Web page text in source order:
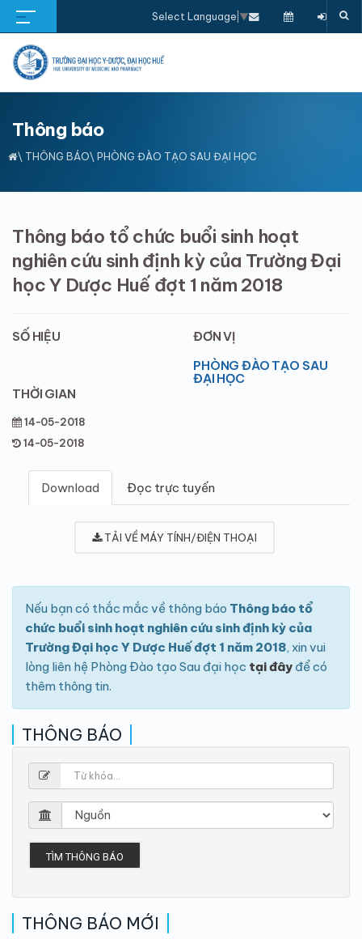
Select Language ▼
Thông báo
\ THÔNG BÁO\ PHÒNG ĐÀO TẠO SAU ĐẠI HỌC
Thông báo tổ chức buổi sinh hoạt
nghiên cứu sinh định kỳ của Trường Đại
học Y Dược Huế đợt 1 năm 2018
SỐ HIỆU
ĐƠN VỊ
PHÒNG ĐÀO TẠO SAU
ĐẠI HỌC
THỜI GIAN
14-05-2018
14-05-2018
Download Đọc trực tuyến
TẢI VỀ MÁY TÍNH/ĐIỆN THOẠI
Nếu bạn có thắc mắc về thông báo Thông báo tổ
chức buổi sinh hoạt nghiên cứu sinh định kỳ của
Trường Đại học Y Dược Huế đợt 1 năm 2018, xin vui
lòng liên hệ Phòng Đào tạo Sau đại học tại đây để có
thêm thông tin.
THÔNG BÁO
TÌM THÔNG BÁO
THÔNG BÁO MỚI